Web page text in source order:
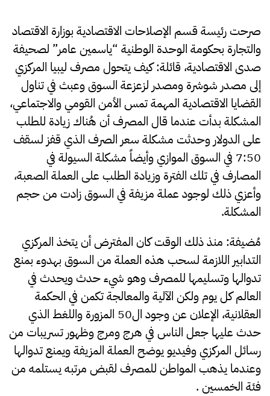
صرحت رئيسة قسم الإصلاحات الاقتصادية بوزارة الاقتصاد
والتجارة بحكومة الوحدة الوطنية “ياسمين عامر” لصحيفة
صدى الاقتصادية، قائلة: كيف يتحول مصرف ليبيا المركزي
إلى مصدر شوشرة ومصدر لزعزعة السوق وعبث في تناول
القضايا الاقتصادية المهمة تمس الأمن القومي والاجتماعي،
المشكلة بدأت عندما قال المصرف أن هُناك زيادة للطلب
على الدولار وحدثت مشكلة سعر الصرف الذي قفز لسقف
7:50 في السوق الموازي وأيضاً مشكلة السيولة في
المصارف في تلك الفترة وزيادة الطلب على العملة الصعبة،
وأعزي ذلك لوجود عملة مزيفة في السوق زادت من حجم
المشكلة.
مُضيفة: منذ ذلك الوقت كان المفترض أن يتخذ المركزي
التدابير اللازمة لسحب هذه العملة من السوق بهدوء بمنع
تدوالها وتسليمها للمصرف وهو شيء حدث ويحدث في
العالم كل يوم ولكن الآلية والمعالجة تكمن في الحكمة
العقلانية، الإعلان عن وجود ال50 المزورة واللغط الذي
حدث عليها جعل الناس في هرج ومرج وظهور تسريبات من
رسائل المركزي وفيديو يوضح العملة المزيفة ويمنع تدوالها
وعندما يذهب المواطن للمصرف لقبض مرتبه يستلمه من
فئة الخمسين .